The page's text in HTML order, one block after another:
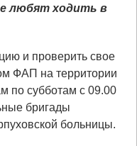
любят ходить в
и проверить свое
ФАП на территории
по субботам с 09.00
бригады
больницы.